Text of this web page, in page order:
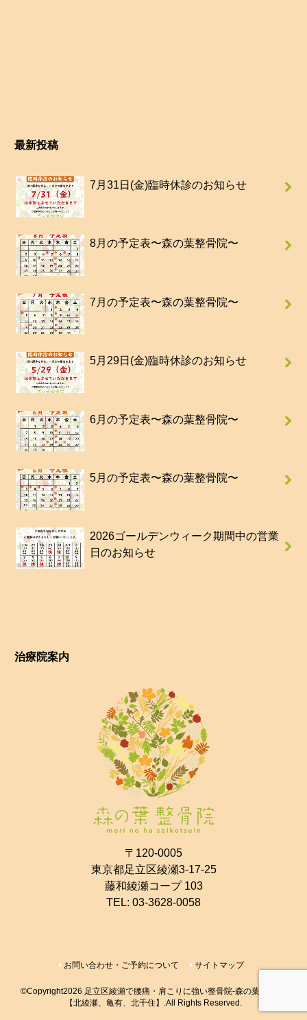
最新投稿
7月31日(金)臨時休診のお知らせ
8月の予定表〜森の葉整骨院〜
7月の予定表〜森の葉整骨院〜
5月29日(金)臨時休診のお知らせ
6月の予定表〜森の葉整骨院〜
5月の予定表〜森の葉整骨院〜
2026ゴールデンウィーク期間中の営業
日のお知らせ
治療院案内
〒120-0005
東京都足立区綾瀬3-17-25
藤和綾瀬コープ 103
TEL: 03-3628-0058
お問い合わせ・ご予約について サイトマップ
©Copyright2026 足立区綾瀬で腰痛・肩こりに強い整骨院-森の葉整骨院-
【北綾瀬、亀有、北千住】
.All Rights Reserved.